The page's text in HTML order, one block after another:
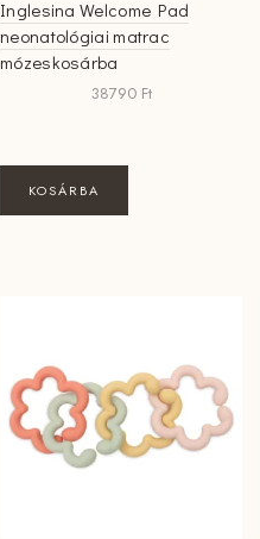
Inglesina Welcome Pad
neonatológiai matrac
mózeskosárba
38790 Ft
KOSÁRBA